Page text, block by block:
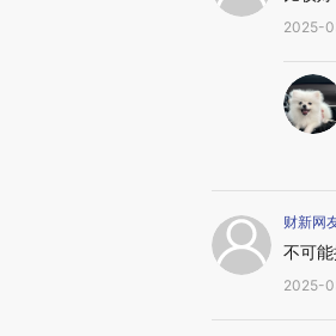
2025-
财新网
不可
2025-